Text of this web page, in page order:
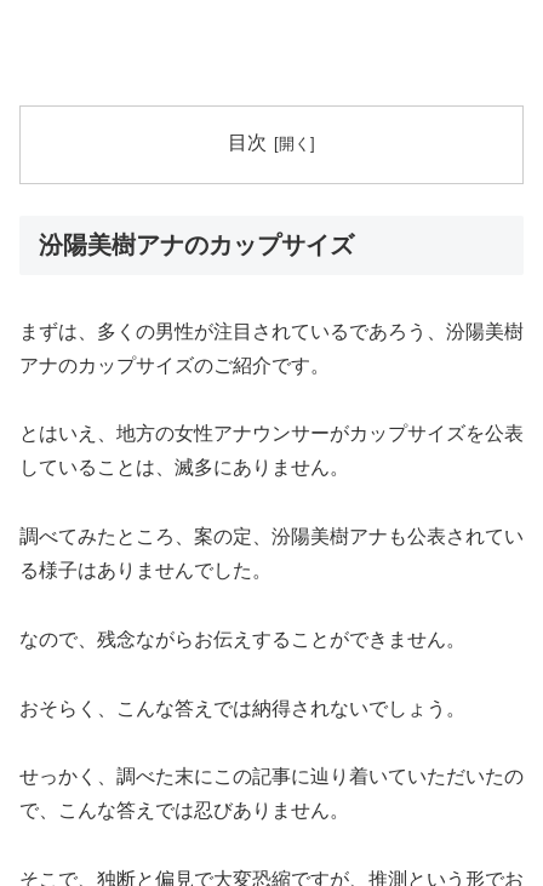
目次
汾陽美樹アナのカップサイズ
まずは、多くの男性が注目されているであろう、汾陽美樹
アナのカップサイズのご紹介です。
とはいえ、地方の女性アナウンサーがカップサイズを公表
していることは、滅多にありません。
調べてみたところ、案の定、汾陽美樹アナも公表されてい
る様子はありませんでした。
なので、残念ながらお伝えすることができません。
おそらく、こんな答えでは納得されないでしょう。
せっかく、調べた末にこの記事に辿り着いていただいたの
で、こんな答えでは忍びありません。
そこで、独断と偏見で大変恐縮ですが、推測という形でお